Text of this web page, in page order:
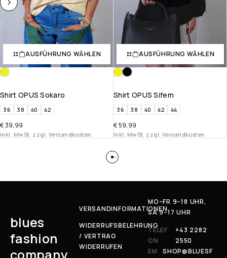
AUSFÜHRUNG WÄHLEN
Shirt OPUS Sokaro
36 38 40 42
€39,99
inkl. MwSt. zzgl. Versandkosten
AUSFÜHRUNG WÄHLEN
Shirt OPUS Sifem
36 38 40 42 44
€ 59,99
inkl. MwSt. zzgl. Versandkosten
blues
fashion
VERSANDINFORMATIONEN
WIDERRUFSBELEHRUNG
/ VERTRAG
WIDERRUFEN
MO–FR 9–18 UHR,
SA 9–17 UHR
TELEF
ON
+43 2282
2550
EM
SHOP@BLUESF